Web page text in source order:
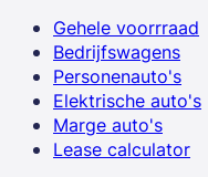
Gehele voorrraad
Bedrijfswagens
Personenauto's
Elektrische auto's
Marge auto's
Lease calculator